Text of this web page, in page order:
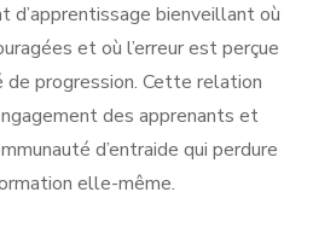
d’apprentissage bienveillant où
et où l’erreur est perçue
progression. Cette relation
des apprenants et
d’entraide qui perdure
elle-même.